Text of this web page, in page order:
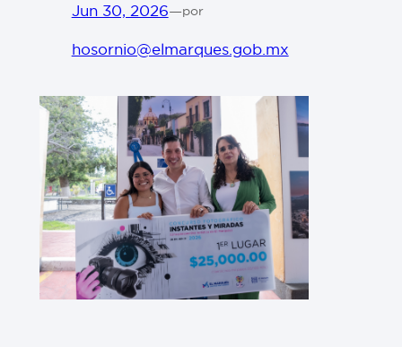
Jun 30, 2026—por
hosornio@elmarques.gob.mx